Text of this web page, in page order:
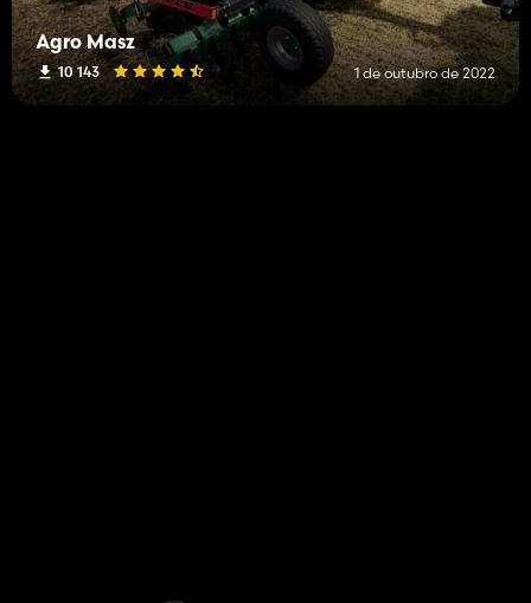
Agro Masz
10 143 1 de outubro de 2022